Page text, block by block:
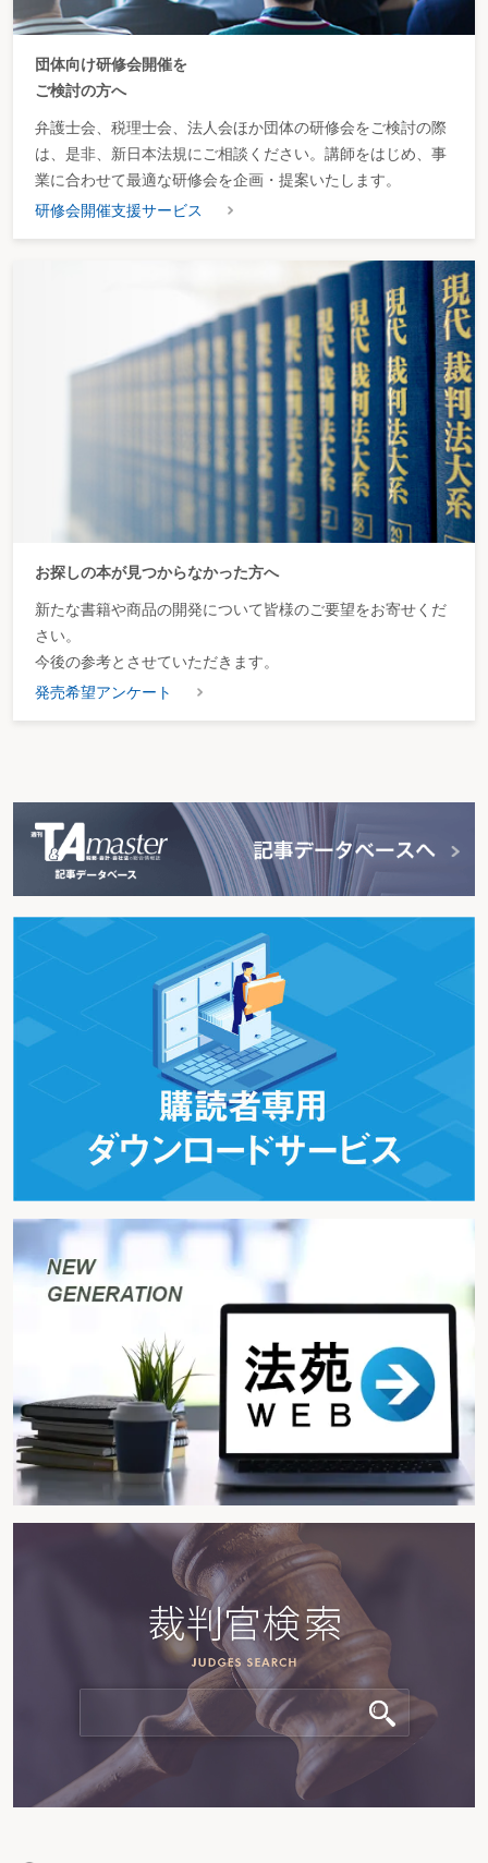
団体向け研修会開催を
ご検討の方へ
弁護士会、税理士会、法人会ほか団体の研修会をご検討の際
は、是非、新日本法規にご相談ください。講師をはじめ、事
業に合わせて最適な研修会を企画・提案いたします。
研修会開催支援サービス
お探しの本が見つからなかった方へ
新たな書籍や商品の開発について皆様のご要望をお寄せくだ
さい。
今後の参考とさせていただきます。
発売希望アンケート